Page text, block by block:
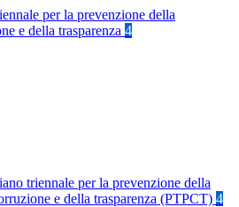
per la prevenzione della
e della trasparenza 4
triennale per la prevenzione della
e della trasparenza (PTPCT) 4